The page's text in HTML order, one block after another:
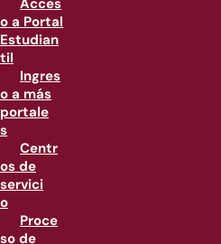
Acces
o a Portal
Estudian
til
Ingres
o a más
portale
s
Centr
os de
servici
o
Proce
so de